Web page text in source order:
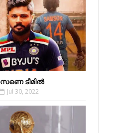
ടീമില്‍
Jul 30, 2022